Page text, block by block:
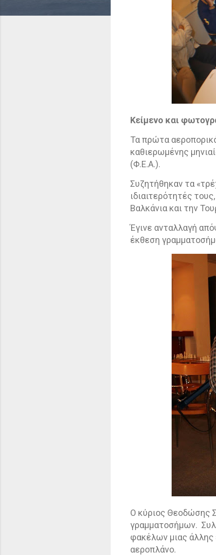
Κείμενο και
Τα πρώτα
καθιερωμένης
(Φ.Ε.Α.).
Συζητήθηκαν τα
ιδιαιτερότητές
Βαλκάνια και την
Έγινε ανταλλαγή
έκθεση
Ο κύριος Θεοδώσης
γραμματοσήμων.
φακέλων μιας άλλης
αεροπλάνο.